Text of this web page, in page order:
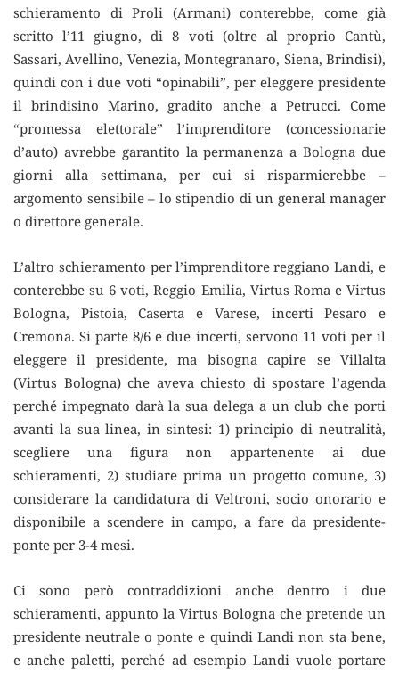
schieramento di Proli (Armani) conterebbe, come già
scritto l’11 giugno, di 8 voti (oltre al proprio Cantù,
Sassari, Avellino, Venezia, Montegranaro, Siena, Brindisi),
quindi con i due voti “opinabili”, per eleggere presidente
il brindisino Marino, gradito anche a Petrucci. Come
“promessa elettorale” l’imprenditore (concessionarie
d’auto) avrebbe garantito la permanenza a Bologna due
giorni alla settimana, per cui si risparmierebbe –
argomento sensibile – lo stipendio di un general manager
o direttore generale.
L’altro schieramento per l’imprenditore reggiano Landi, e
conterebbe su 6 voti, Reggio Emilia, Virtus Roma e Virtus
Bologna, Pistoia, Caserta e Varese, incerti Pesaro e
Cremona. Si parte 8/6 e due incerti, servono 11 voti per il
eleggere il presidente, ma bisogna capire se Villalta
(Virtus Bologna) che aveva chiesto di spostare l’agenda
perché impegnato darà la sua delega a un club che porti
avanti la sua linea, in sintesi: 1) principio di neutralità,
scegliere una figura non appartenente ai due
schieramenti, 2) studiare prima un progetto comune, 3)
considerare la candidatura di Veltroni, socio onorario e
disponibile a scendere in campo, a fare da presidente-
ponte per 3-4 mesi.
Ci sono però contraddizioni anche dentro i due
schieramenti, appunto la Virtus Bologna che pretende un
presidente neutrale o ponte e quindi Landi non sta bene,
e anche paletti, perché ad esempio Landi vuole portare